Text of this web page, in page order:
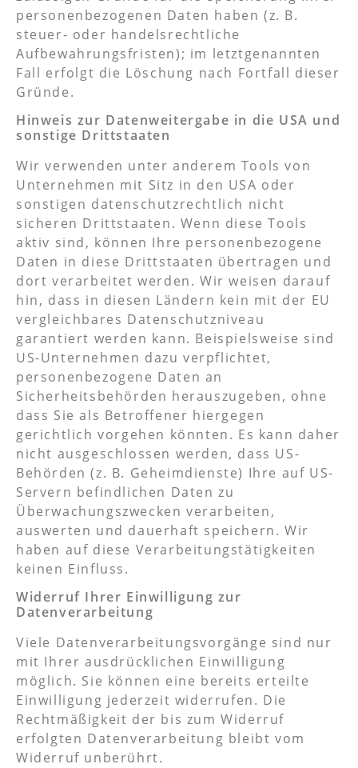
personenbezogenen Daten haben (z. B.
steuer- oder handelsrechtliche
Aufbewahrungsfristen); im letztgenannten
Fall erfolgt die Löschung nach Fortfall dieser
Gründe.
Hinweis zur Datenweitergabe in die USA und
sonstige Drittstaaten
Wir verwenden unter anderem Tools von
Unternehmen mit Sitz in den USA oder
sonstigen datenschutzrechtlich nicht
sicheren Drittstaaten. Wenn diese Tools
aktiv sind, können Ihre personenbezogene
Daten in diese Drittstaaten übertragen und
dort verarbeitet werden. Wir weisen darauf
hin, dass in diesen Ländern kein mit der EU
vergleichbares Datenschutzniveau
garantiert werden kann. Beispielsweise sind
US-Unternehmen dazu verpflichtet,
personenbezogene Daten an
Sicherheitsbehörden herauszugeben, ohne
dass Sie als Betroffener hiergegen
gerichtlich vorgehen könnten. Es kann daher
nicht ausgeschlossen werden, dass US-
Behörden (z. B. Geheimdienste) Ihre auf US-
Servern befindlichen Daten zu
Überwachungszwecken verarbeiten,
auswerten und dauerhaft speichern. Wir
haben auf diese Verarbeitungstätigkeiten
keinen Einfluss.
Widerruf Ihrer Einwilligung zur
Datenverarbeitung
Viele Datenverarbeitungsvorgänge sind nur
mit Ihrer ausdrücklichen Einwilligung
möglich. Sie können eine bereits erteilte
Einwilligung jederzeit widerrufen. Die
Rechtmäßigkeit der bis zum Widerruf
erfolgten Datenverarbeitung bleibt vom
Widerruf unberührt.